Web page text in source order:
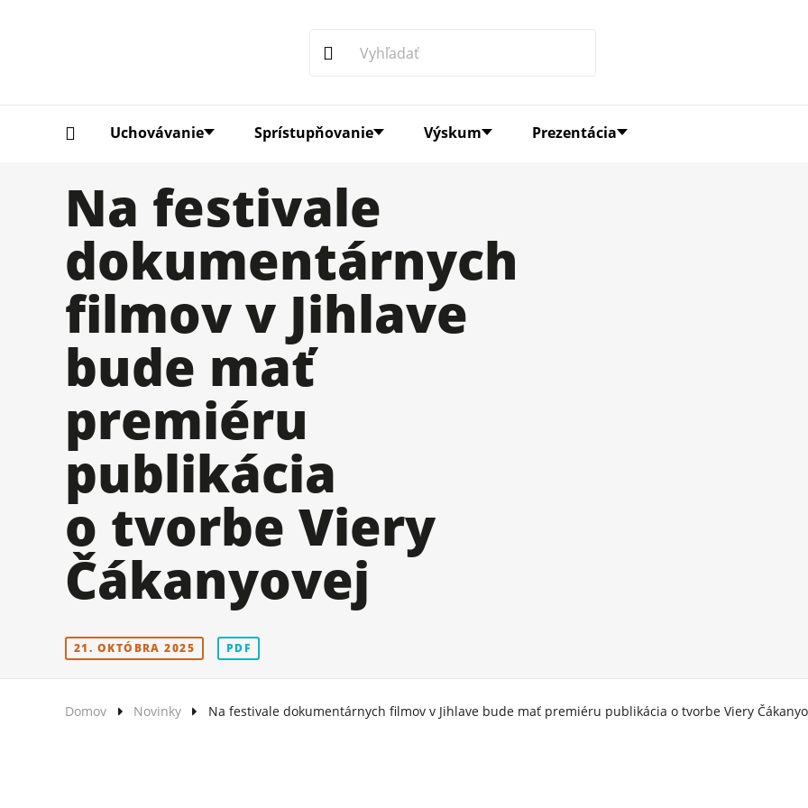
Uchovávanie Sprístupňovanie Výskum Prezentácia
Na festivale
dokumentárnych
filmov v Jihlave
bude mať
premiéru
publikácia
o tvorbe Viery
Čákanyovej
21. OKTÓBRA 2025 PDF
Domov Novinky Na festivale dokumentárnych filmov v Jihlave bude mať premiéru publikácia o tvorbe Viery